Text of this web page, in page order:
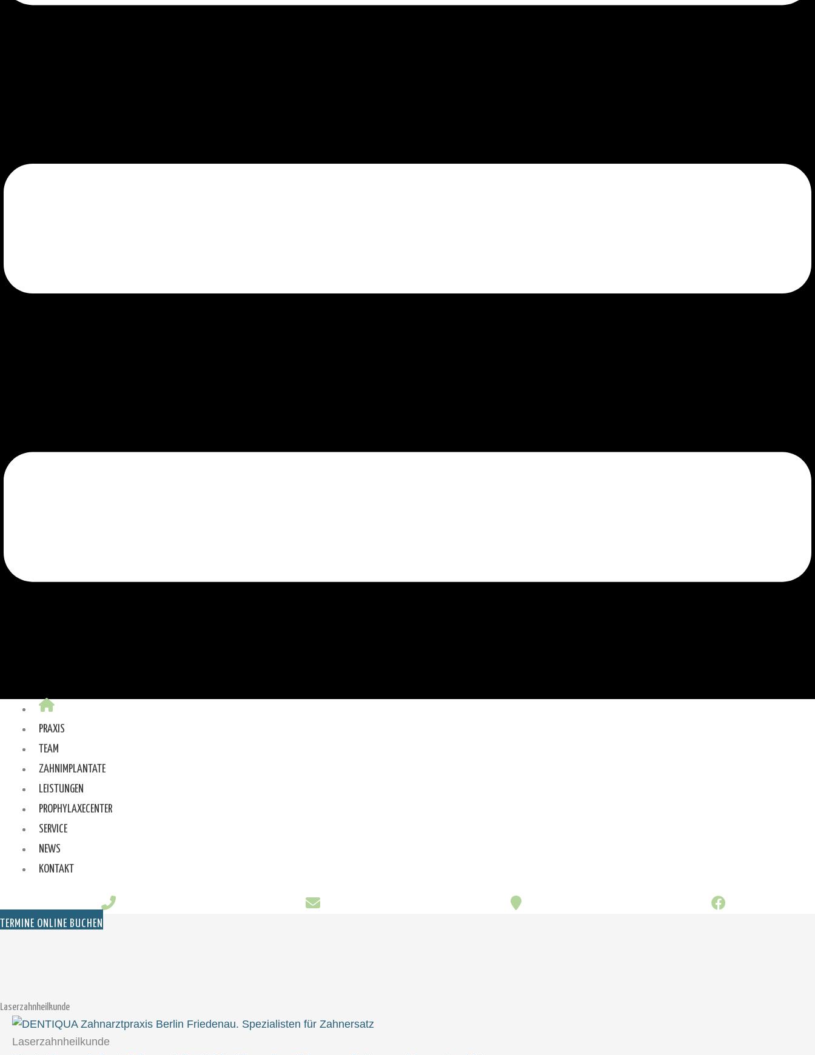
PRAXIS
TEAM
ZAHNIMPLANTATE
LEISTUNGEN
PROPHYLAXECENTER
SERVICE
NEWS
KONTAKT
TERMINE ONLINE BUCHEN
Laserzahnheilkunde
Laserzahnheilkunde